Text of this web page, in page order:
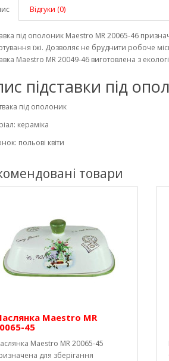
Відгуки (0)
під ополоник Maestro MR 20065-46
їжі. Дозволяє не бруднити робоче
Maestro MR 20049-46 виготовлена ​​з
підставки під
під ополоник
кераміка
польові квіти
товари
Maestro MR
45
Maestro MR 20065-45
для зберігання